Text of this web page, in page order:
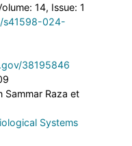
14, Issue: 1
s41598-024-
38195846
Raza et
Systems